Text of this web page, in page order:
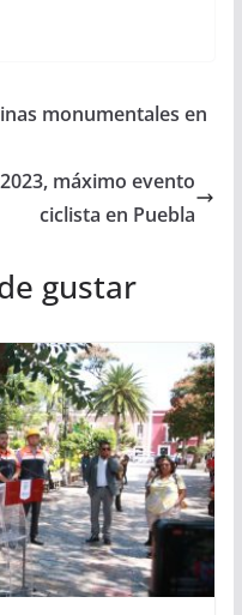
monumentales en
máximo evento
ciclista en Puebla
gustar